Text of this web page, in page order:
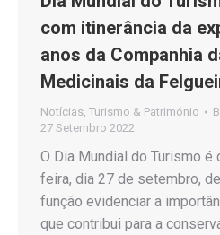
com itinerância da
anos da Companhia
Medicinais da
Notícias, Turismo & Património
27 Setembro 2022
O Dia Mundial do Turismo
feira, dia 27 de setembro,
função evidenciar a
que contribui para a